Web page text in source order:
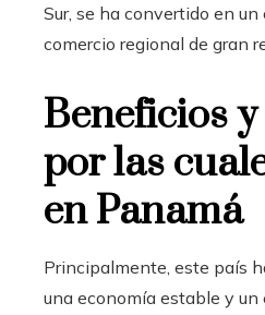
Sur, se ha convertido en
comercio regional de gran
Beneficios
por las
en Panamá
Principalmente, este país
una economía estable y